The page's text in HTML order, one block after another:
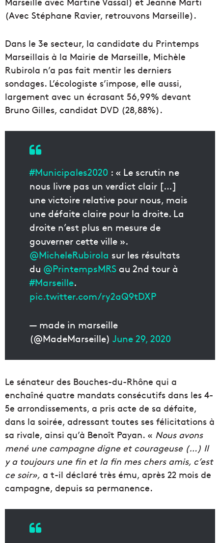
(Avec Stéphane Ravier, retrouvons Marseille).
Dans le 3e secteur, la candidate du Printemps
Marseillais à la Mairie de Marseille, Michèle
Rubirola n’a pas fait mentir les derniers
sondages. L’écologiste s’impose, elle aussi,
largement avec un écrasant 56,99% devant
Bruno Gilles, candidat DVD (28,88%).
#Municipales2020 : « Le scrutin ne
nous livre pas un verdict clair […]
une victoire relative pour nous, mais
une défaite claire pour la droite. La
droite n’est plus en mesure de
gouverner cette ville ».
@MicheleRubirola sur les résultats
du @PrintempsMRS au 2nd tour à
#Marseille.
pic.twitter.com/ry2aQ9tDXP
— made in marseille
(@MadeMarseille) June 29, 2020
Le sénateur des Bouches-du-Rhône qui a
enchaîné quatre mandats consécutifs dans les 4-
5e arrondissements, a pris acte de sa défaite,
dans la soirée, adressant toutes ses félicitations à
sa rivale, ainsi qu’à Benoît Payan. « Nous avons
mené une campagne digne et courageuse (…) Il
y a toujours une fin et la fin mes chers amis, c’est
ce soir», a t-il déclaré très ému, après 22 mois de
campagne, depuis sa permanence.